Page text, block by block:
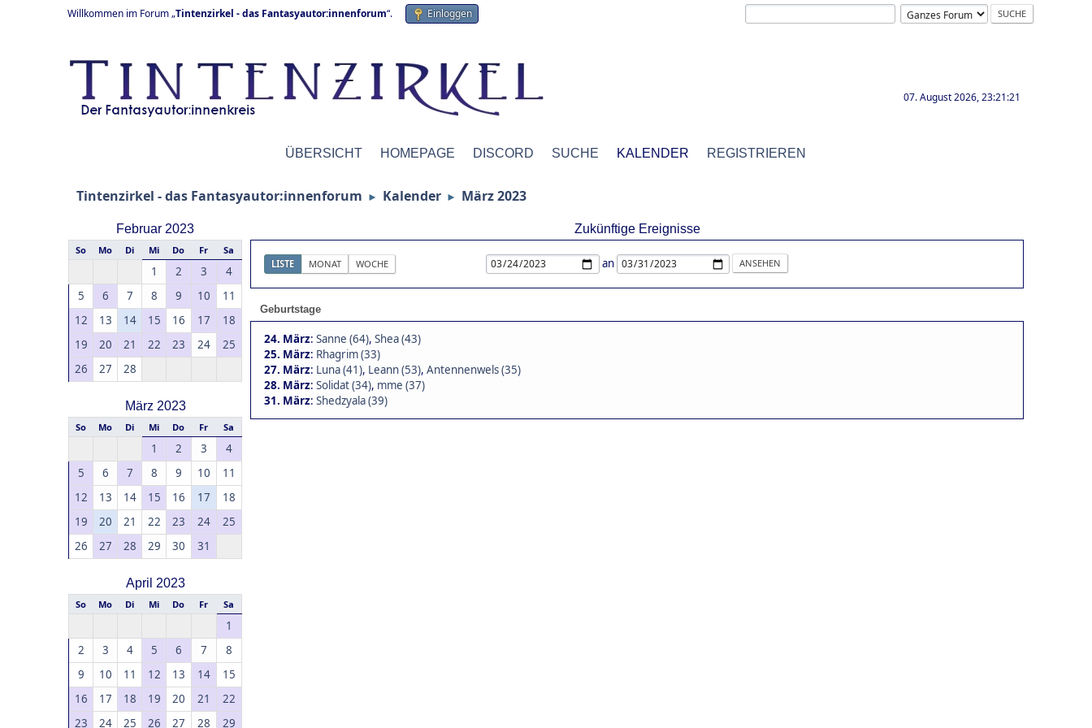
Willkommen im Forum „Tintenzirkel - das Fantasyautor:innenforum“. Einloggen
07. August 2026, 23:21:21
ÜBERSICHT HOMEPAGE DISCORD SUCHE KALENDER REGISTRIEREN
Tintenzirkel - das Fantasyautor:innenforum ► Kalender ► März 2023
Februar 2023
So Mo Di Mi Do Fr Sa
1 2 3
4
5
6 7 8 9 10
11
12
13 14 15 16 17
18
19
20 21 22 23 24
25
26
27 28
März 2023
So Mo Di Mi Do Fr Sa
1 2 3
4
5
6 7 8 9 10
11
12
13 14 15 16 17
18
19
20 21 22 23 24
25
26
27 28 29 30 31
April 2023
So Mo Di Mi Do Fr Sa
1
2
3 4 5 6 7
8
9
10 11 12 13 14
15
16
17 18 19 20 21
22
23
24 25 26 27 28 29
Zukünftige Ereignisse
LISTE MONAT WOCHE an
Geburtstage
24. März: Sanne (64), Shea (43)
25. März: Rhagrim (33)
27. März: Luna (41), Leann (53), Antennenwels (35)
28. März: Solidat (34), mme (37)
31. März: Shedzyala (39)